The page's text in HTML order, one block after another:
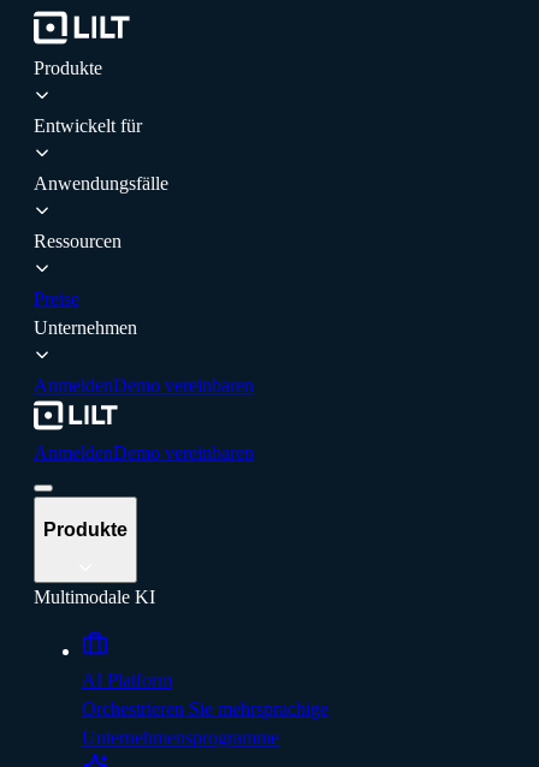
Produkte
Entwickelt für
Anwendungsfälle
Ressourcen
Preise
Unternehmen
AnmeldenDemo vereinbaren
AnmeldenDemo vereinbaren
Produkte
Multimodale KI
AI Platform
Orchestrieren Sie mehrsprachige
Unternehmensprogramme